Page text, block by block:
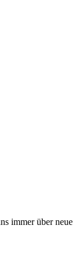
immer über neue